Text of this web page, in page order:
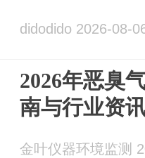
didodido 2026-08-
2026年恶臭
南与行业资
金叶仪器环境监测